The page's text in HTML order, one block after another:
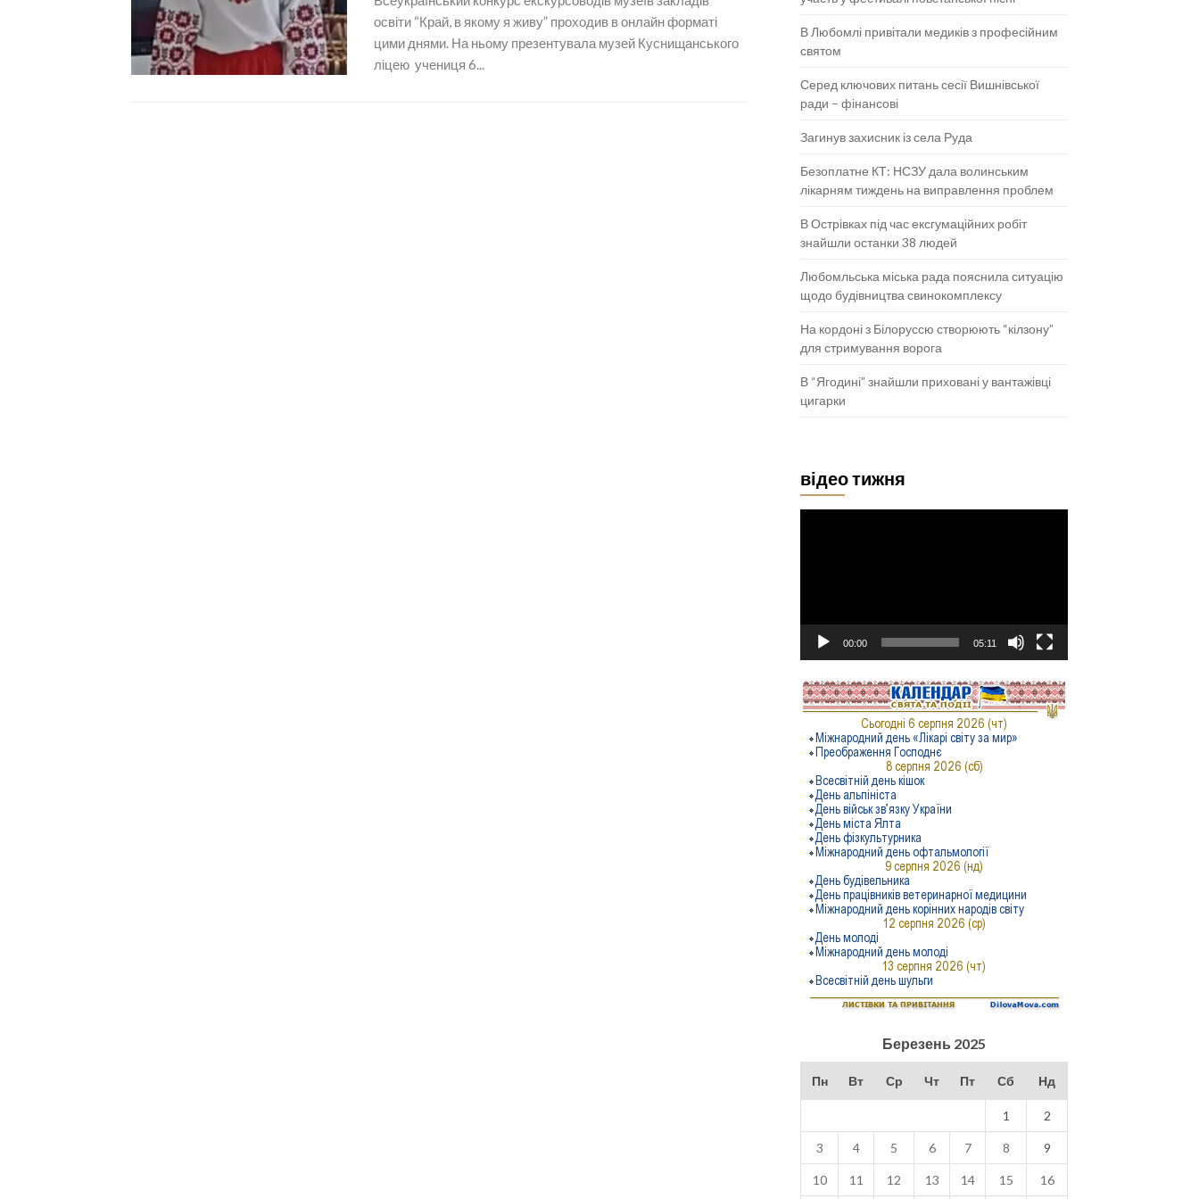
освіти “Край, в якому я живу” проходив в онлайн форматі
цими днями. На ньому презентувала музей Куснищанського
ліцею учениця 6...
В Любомлі привітали медиків з професійним
святом
Серед ключових питань сесії Вишнівської
ради – фінансові
Загинув захисник із села Руда
Безоплатне КТ: НСЗУ дала волинським
лікарням тиждень на виправлення проблем
В Острівках під час ексгумаційних робіт
знайшли останки 38 людей
Любомльська міська рада пояснила ситуацію
щодо будівництва свинокомплексу
На кордоні з Білоруссю створюють “кілзону”
для стримування ворога
В “Ягодині” знайшли приховані у вантажівці
цигарки
відео тижня
00:00 05:11
Березень 2025
Пн Вт Ср Чт Пт Сб Нд
1 2
3 4 5 6 7 8 9
10 11 12 13 14 15 16